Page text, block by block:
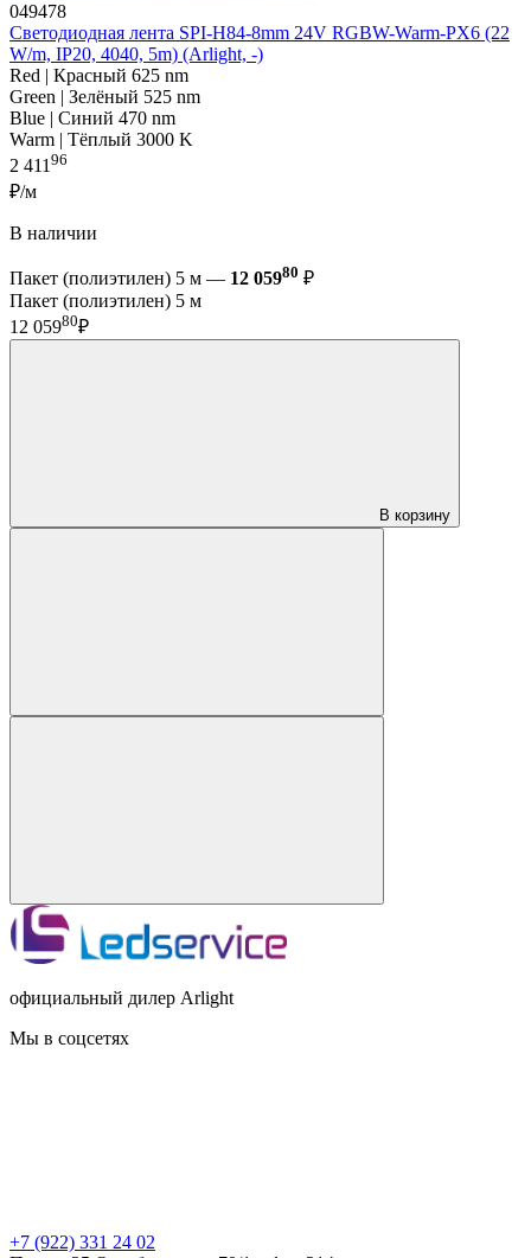
049478
Светодиодная лента SPI-H84-8mm 24V RGBW-Warm-PX6 (22
W/m, IP20, 4040, 5m) (Arlight, -)
Red | Красный 625 nm
Green | Зелёный 525 nm
Blue | Синий 470 nm
Warm | Тёплый 3000 K
2 41196
₽/м
В наличии
Пакет (полиэтилен) 5 м — 12 05980 ₽
Пакет (полиэтилен) 5 м
12 05980₽
В корзину
официальный дилер Arlight
Мы в соцсетях
+7 (922) 331 24 02